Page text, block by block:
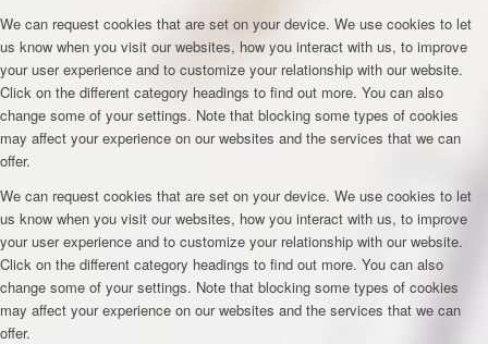
We can request cookies that are set on your device. We use cookies to let
us know when you visit our websites, how you interact with us, to improve
your user experience and to customize your relationship with our website.
Click on the different category headings to find out more. You can also
change some of your settings. Note that blocking some types of cookies
may affect your experience on our websites and the services that we can
offer.
We can request cookies that are set on your device. We use cookies to let
us know when you visit our websites, how you interact with us, to improve
your user experience and to customize your relationship with our website.
Click on the different category headings to find out more. You can also
change some of your settings. Note that blocking some types of cookies
may affect your experience on our websites and the services that we can
offer.